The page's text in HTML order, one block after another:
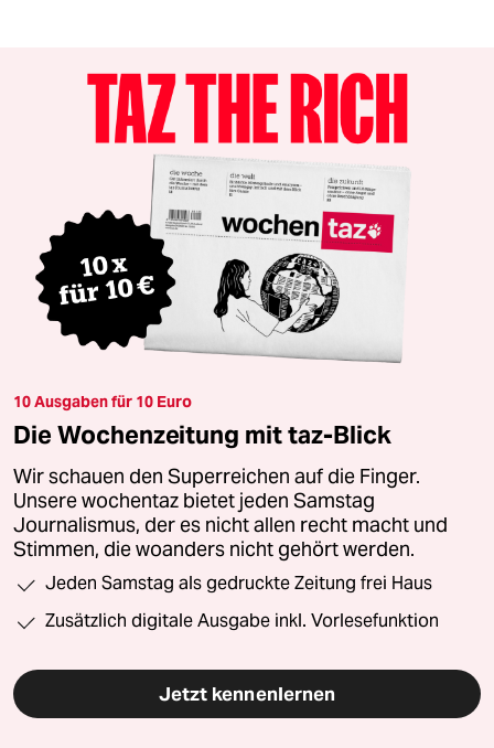
10 Ausgaben für 10 Euro
Die Wochenzeitung mit taz-Blick
Wir schauen den Superreichen auf die Finger.
Unsere wochentaz bietet jeden Samstag
Journalismus, der es nicht allen recht macht und
Stimmen, die woanders nicht gehört werden.
Jeden Samstag als gedruckte Zeitung frei Haus
Zusätzlich digitale Ausgabe inkl. Vorlesefunktion
Jetzt kennenlernen